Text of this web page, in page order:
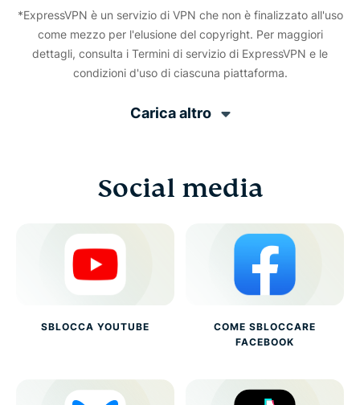
*ExpressVPN è un servizio di VPN che non è finalizzato all'uso
come mezzo per l'elusione del copyright. Per maggiori
dettagli, consulta i Termini di servizio di ExpressVPN e le
condizioni d'uso di ciascuna piattaforma.
Carica altro
Social media
SBLOCCA YOUTUBE
COME SBLOCCARE
FACEBOOK